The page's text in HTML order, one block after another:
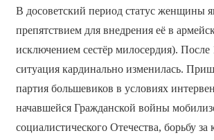
В досоветский период статус женщины
препятствием для внедрения её в
исключением сестёр милосердия). После
ситуация кардинально изменилась.
партия большевиков в условиях
начавшейся Гражданской войны
социалистического Отечества, борьбу за